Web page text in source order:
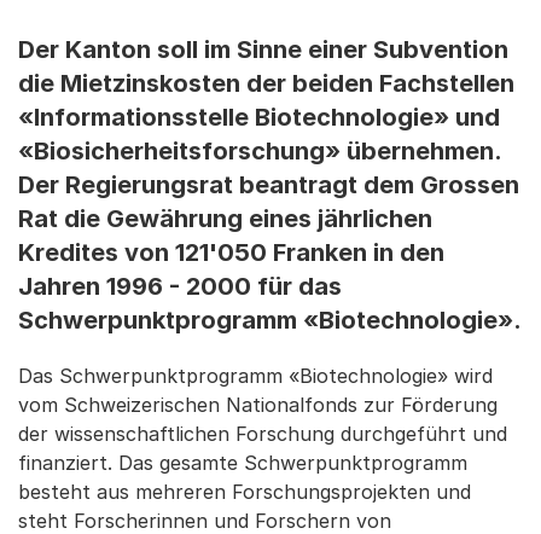
Der Kanton soll im Sinne einer Subvention
die Mietzinskosten der beiden Fachstellen
«Informationsstelle Biotechnologie» und
«Biosicherheitsforschung» übernehmen.
Der Regierungsrat beantragt dem Grossen
Rat die Gewährung eines jährlichen
Kredites von 121'050 Franken in den
Jahren 1996 - 2000 für das
Schwerpunktprogramm «Biotechnologie».
Das Schwerpunktprogramm «Biotechnologie» wird
vom Schweizerischen Nationalfonds zur Förderung
der wissenschaftlichen Forschung durchgeführt und
finanziert. Das gesamte Schwerpunktprogramm
besteht aus mehreren Forschungsprojekten und
steht Forscherinnen und Forschern von